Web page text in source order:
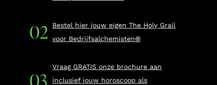
Bestel hier jouw eigen The Holy Grail
voor Bedrijfsalchemisten®
Vraag GRATIS onze brochure aan
inclusief jouw horoscoop als